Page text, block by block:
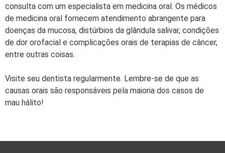
consulta com um especialista em medicina oral. Os médicos
de medicina oral fornecem atendimento abrangente para
doenças da mucosa, distúrbios da glândula salivar, condições
de dor orofacial e complicações orais de terapias de câncer,
entre outras coisas.
Visite seu dentista regularmente. Lembre-se de que as
causas orais são responsáveis pela maioria dos casos de
mau hálito!